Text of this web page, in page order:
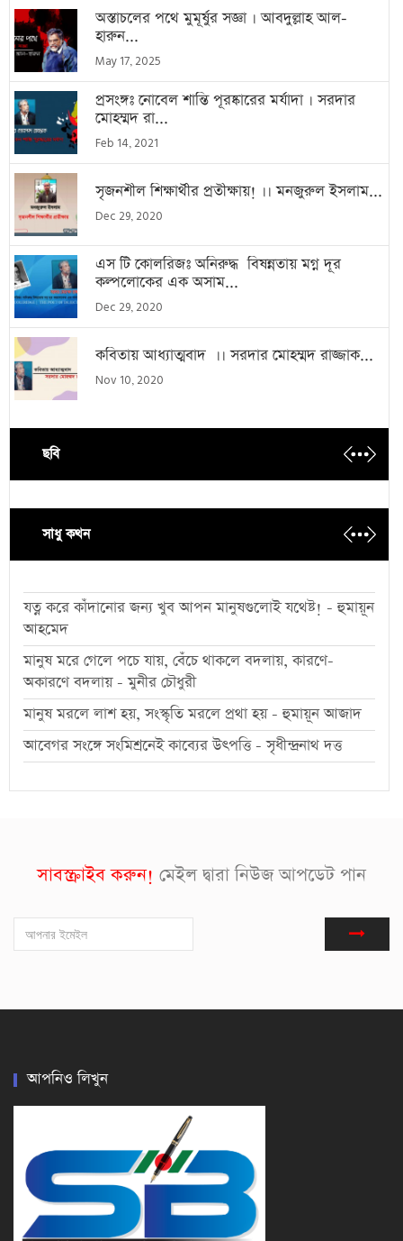
অস্তাচলের পথে মুমূর্ষুর সজ্ঞা । আবদুল্লাহ আল-
হারুন...
May 17, 2025
প্রসংঙ্গঃ নোবেল শান্তি পূরষ্কারের মর্যাদা । সরদার
মোহম্মদ রা...
Feb 14, 2021
সৃজনশীল শিক্ষার্থীর প্রতীক্ষায়! ।। মনজুরুল ইসলাম...
Dec 29, 2020
এস টি কোলরিজঃ অনিরুদ্ধ বিষন্নতায় মগ্ন দূর
কল্পলোকের এক অসাম...
Dec 29, 2020
কবিতায় আধ্যাত্মবাদ ।। সরদার মোহম্মদ রাজ্জাক...
Nov 10, 2020
ছবি
সাধু কথন
যত্ন করে কাঁদানোর জন্য খুব আপন মানুষগুলোই যথেষ্ট! - হুমায়ূন
আহমেদ
মানুষ মরে গেলে পচে যায়, বেঁচে থাকলে বদলায়, কারণে-
অকারণে বদলায় - মুনীর চৌধুরী
মানুষ মরলে লাশ হয়, সংস্কৃতি মরলে প্রথা হয় - হুমায়ূন আজাদ
আবেগর সংঙ্গে সংমিশ্রনেই কাব্যের উৎপত্তি - সৃধীন্দ্রনাথ দত্ত
সাবস্ক্রাইব করুন! মেইল দ্বারা নিউজ আপডেট পান
আপনিও লিখুন